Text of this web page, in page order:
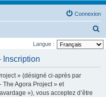
Connexion
e
Langue :
Inscription
» (désigné ci-après par
The Agora Project » et
»), vous acceptez d’être